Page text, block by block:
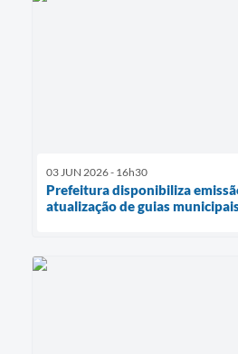
03 JUN 2026 - 16h30
Prefeitura disponibiliza
atualização de guias